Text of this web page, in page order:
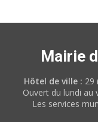
Mairie
Hôtel de ville : 29
Ouvert du lundi au
Les services